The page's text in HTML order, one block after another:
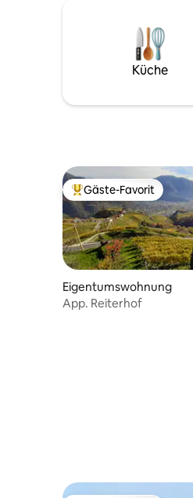
Küche
Beliebter Gäste-Favorit.
Gäste-Favorit
Eigentumswohnung
App. Reiterhof